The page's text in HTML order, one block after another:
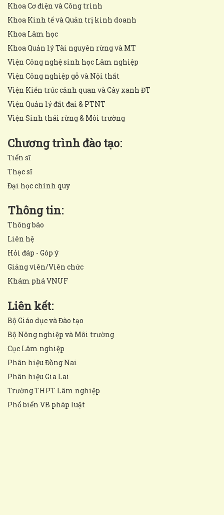
Khoa Cơ điện và Công trình
Khoa Kinh tế và Quản trị kinh doanh
Khoa Lâm học
Khoa Quản lý Tài nguyên rừng và MT
Viện Công nghệ sinh học Lâm nghiệp
Viện Công nghiệp gỗ và Nội thất
Viện Kiến trúc cảnh quan và Cây xanh ĐT
Viện Quản lý đất đai & PTNT
Viện Sinh thái rừng & Môi trường
Chương trình đào tạo:
Tiến sĩ
Thạc sĩ
Đại học chính quy
Thông tin:
Thông báo
Liên hệ
Hỏi đáp - Góp ý
Giảng viên/Viên chức
Khám phá VNUF
Liên kết:
Bộ Giáo dục và Đào tạo
Bộ Nông nghiệp và Môi trường
Cục Lâm nghiệp
Phân hiệu Đồng Nai
Phân hiệu Gia Lai
Trường THPT Lâm nghiệp
Phổ biến VB pháp luật